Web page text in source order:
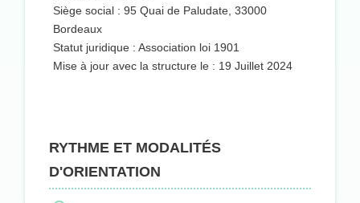
Siège social : 95 Quai de Paludate, 33000
Bordeaux
Statut juridique : Association loi 1901
Mise à jour avec la structure le : 19 Juillet 2024
RYTHME ET MODALITÉS
D'ORIENTATION